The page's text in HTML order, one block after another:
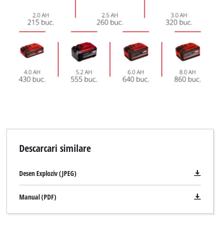
Descarcari similare
Desen Exploziv (JPEG)
Manual (PDF)